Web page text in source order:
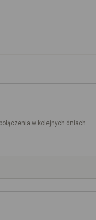
w kolejnych dniach